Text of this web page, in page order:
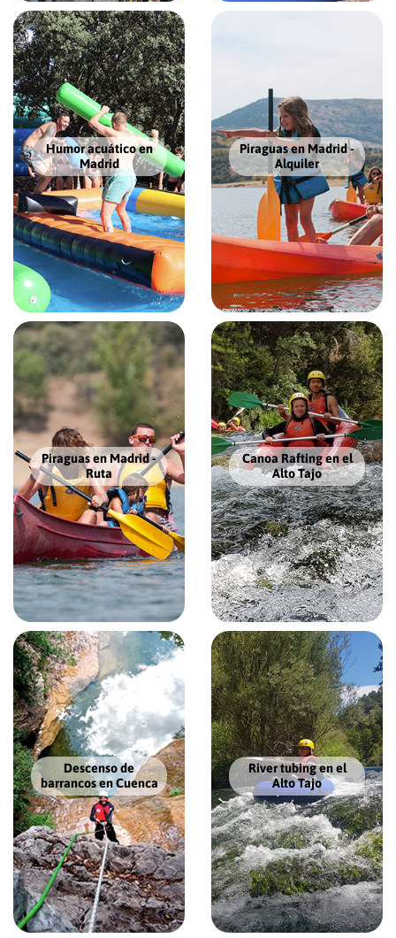
Humor acuático en
Madrid
Piraguas en Madrid -
Alquiler
Piraguas en Madrid -
Ruta
Canoa Rafting en el
Alto Tajo
Descenso de
barrancos en Cuenca
River tubing en el
Alto Tajo